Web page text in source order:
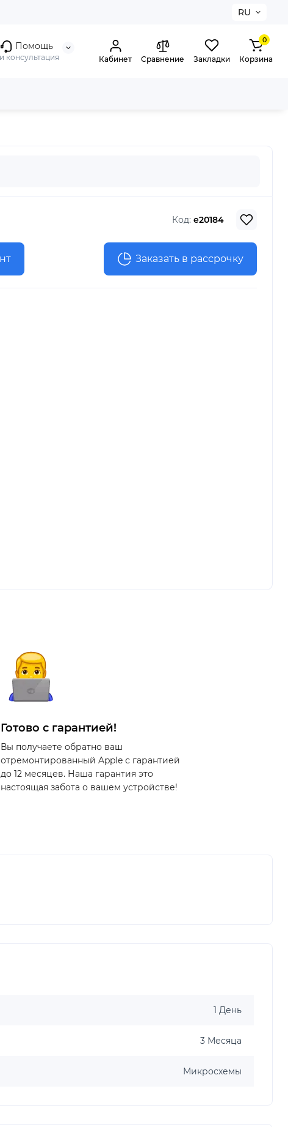
RU
Помощь
и консультация Кабинет Сравнение Закладки
0
Корзина
Код: e20184
Заказать в рассрочку
Готово с гарантией!
Вы получаете обратно ваш
отремонтированный Apple с гарантией
до 12 месяцев. Наша гарантия это
настоящая забота о вашем устройстве!
1 День
3 Месяца
Микросхемы